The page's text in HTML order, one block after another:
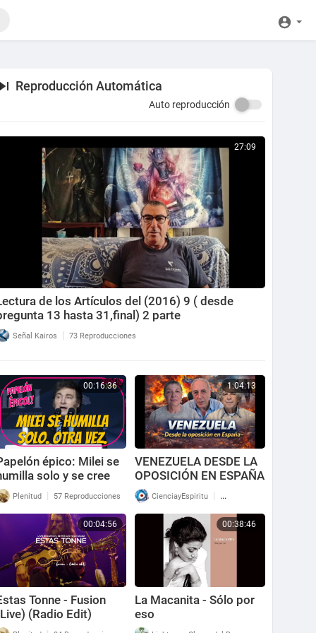
Reproducción Automática
Auto reproducción
27:09
de los Artículos del (2016) 9 ( desde
13 hasta 31,final) 2 parte
Señal Kairos | 73 Reproducciones
00:16:36
épico: Milei se
solo y se cree
de zurdos.
Plenitud | 57 Reproducciones
1:04:13
VENEZUELA DESDE LA
OPOSICIÓN EN ESPAÑA
CienciayEspiritu | 28 Reproducciones
00:04:56
Tonne - Fusion
(Radio Edit)
00:38:46
La Macanita - Sólo por
eso